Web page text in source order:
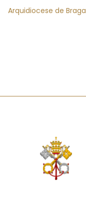
Arquidiocese de Braga